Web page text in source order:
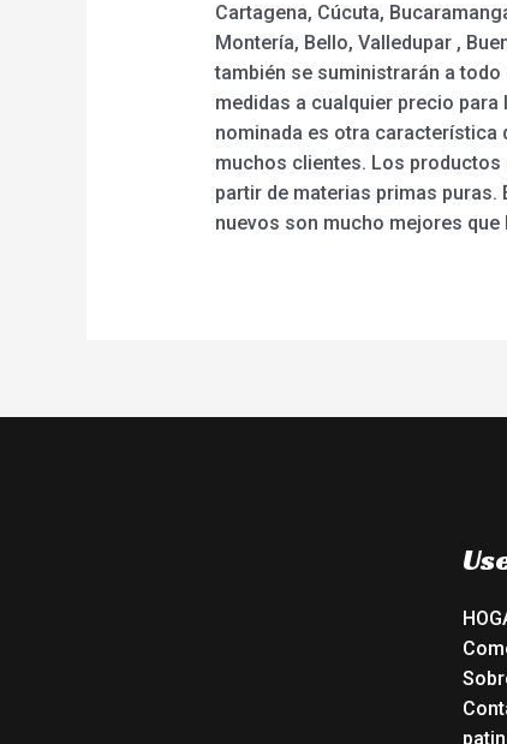
Cartagena, Cúcuta,
Montería, Bello, Valledupar ,
también se suministrarán a todo
medidas a cualquier precio
nominada es otra característica
muchos clientes. Los productos
partir de materias primas
nuevos son mucho mejores